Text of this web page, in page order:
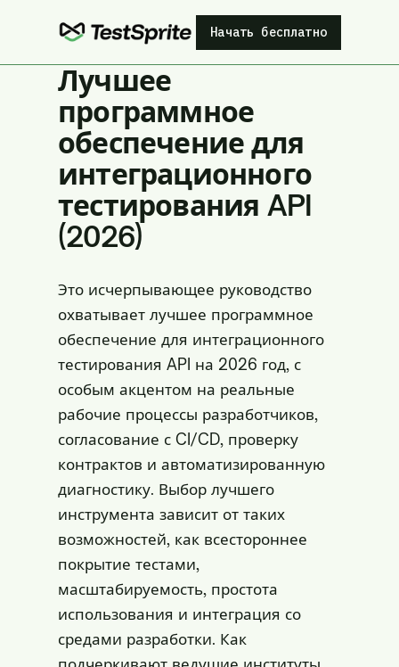
Начать бесплатно
Лучшее
программное
обеспечение для
интеграционного
тестирования API
(2026)
Это исчерпывающее руководство
охватывает лучшее программное
обеспечение для интеграционного
тестирования API на 2026 год, с
особым акцентом на реальные
рабочие процессы разработчиков,
согласование с CI/CD, проверку
контрактов и автоматизированную
диагностику. Выбор лучшего
инструмента зависит от таких
возможностей, как всестороннее
покрытие тестами,
масштабируемость, простота
использования и интеграция со
средами разработки. Как